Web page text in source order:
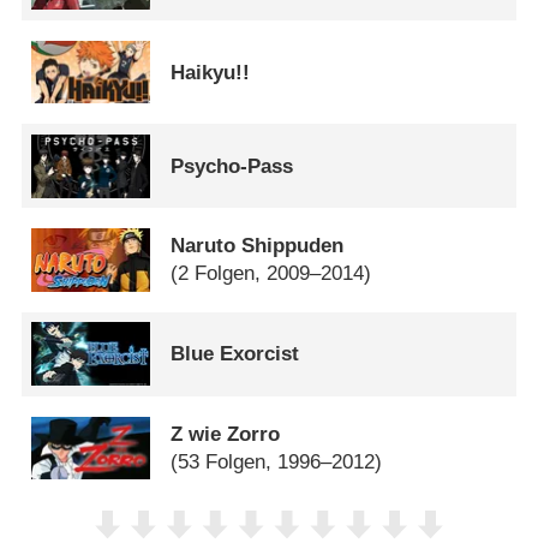
Haikyu!!
Psycho-Pass
Naruto Shippuden
(2 Folgen, 2009–2014)
Blue Exorcist
Z wie Zorro
(53 Folgen, 1996–2012)